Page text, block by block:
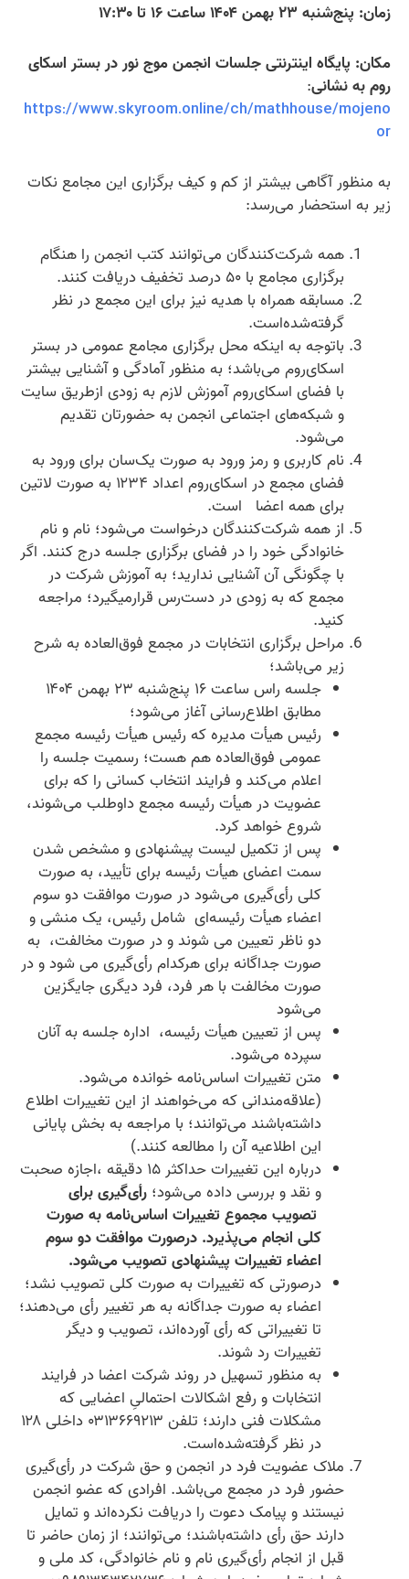
زمان: پنج‌شنبه ۲۳ بهمن ۱۴۰۴ ساعت ۱۶ تا ۱۷:۳۰
مکان: پایگاه اینترنتی جلسات انجمن موج نور در بستر اسکای
روم به نشانی:
https://www.skyroom.online/ch/mathhouse/mojeno
or
به منظور آگاهی بیشتر از کم و کیف برگزاری این مجامع نکات
زیر به استحضار می‌رسد:
همه شرکت‌کنندگان می‌توانند کتب انجمن را هنگام
برگزاری مجامع با ۵۰ درصد تخفیف دریافت کنند.
مسابقه همراه با هدیه نیز برای این مجمع در نظر
گرفته‌شده‌است.
باتوجه به اینکه محل برگزاری مجامع عمومی در بستر
اسکای‌روم می‌باشد؛ به منظور آمادگی و آشنایی بیشتر
با فضای اسکای‌روم آموزش لازم به زودی ازطریق سایت
و شبکه‌های اجتماعی انجمن به حضورتان تقدیم
می‌شود.
نام کاربری و رمز ورود به صورت یک‌سان برای ورود به
فضای مجمع در اسکای‌روم اعداد ۱۲۳۴ به صورت لاتین
برای همه اعضا است.
از همه شرکت‌کنندگان درخواست می‌شود؛ نام و نام
خانوادگی خود را در فضای برگزاری جلسه درج کنند. اگر
با چگونگی آن آشنایی ندارید؛ به آموزش شرکت در
مجمع که به زودی در دست‌رس قرارمیگیرد؛ مراجعه
کنید.
مراحل برگزاری انتخابات در مجمع فوق‌العاده به شرح
زیر می‌باشد؛
جلسه راس ساعت ۱۶ پنج‌شنبه ۲۳ بهمن ۱۴۰۴
مطابق اطلاع‌رسانی آغاز می‌شود؛
رئیس هیأت مدیره که رئیس هیأت رئیسه مجمع
عمومی فوق‌العاده هم هست؛ رسمیت جلسه را
اعلام می‌کند و فرایند انتخاب کسانی را که برای
عضویت در هیأت رئیسه مجمع داوطلب می‌شوند،
شروع خواهد کرد.
پس از تکمیل لیست پیشنهادی و مشخص شدن
سمت اعضای هیأت رئیسه برای تأیید، به صورت
کلی رأی‌گیری می‌شود در صورت موافقت دو سوم
اعضاء هیأت رئیسه‌ای شامل رئیس، یک منشی و
دو ناظر تعیین می شوند و در صورت مخالفت، به
صورت جداگانه برای هرکدام رأی‌گیری می شود و در
صورت مخالفت با هر فرد، فرد دیگری جایگزین
می‌شود
پس از تعیین هیأت رئیسه، اداره جلسه به آنان
سپرده می‌شود.
متن تغییرات اساس‌نامه خوانده می‌شود.
(علاقه‌مندانی که می‌خواهند از این تغییرات اطلاع
داشته‌باشند می‌توانند؛ با مراجعه به بخش پایانی
این اطلاعیه آن را مطالعه کنند.)
درباره این تغییرات حداکثر ۱۵ دقیقه ،اجازه صحبت
و نقد و بررسی داده می‌شود؛رأی‌گیری برای
تصویب مجموع تغییرات اساس‌نامه به صورت
کلی انجام می‌پذیرد. درصورت موافقت دو سوم
اعضاء تغییرات پیشنهادی تصویب می‌شود.
درصورتی که تغییرات به صورت کلی تصویب نشد؛
اعضاء به صورت جداگانه به هر تغییر رأی می‌دهند؛
تا تغییراتی که رأی آورده‌اند، تصویب و دیگر
تغییرات رد شوند.
به منظور تسهیل در روند شرکت اعضا در فرایند
انتخابات و رفع اشکالات احتمالیِ اعضایی که
مشکلات فنی دارند؛ تلفن ۰۳۱۳۶۶۹۲۱۳ داخلی ۱۲۸
در نظر گرفته‌شده‌است.
ملاک عضویت فرد در انجمن و حق شرکت در رأی‌گیری
حضور فرد در مجمع می‌باشد. افرادی که عضو انجمن
نیستند و پیامک دعوت را دریافت نکرده‌اند و تمایل
دارند حق رأی داشته‌باشند؛ می‌توانند؛ از زمان حاضر تا
قبل از انجام رأی‌گیری نام و نام خانوادگی، کد ملی و